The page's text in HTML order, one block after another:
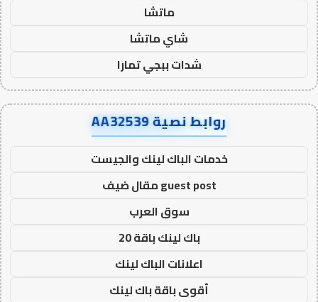
ماتشا
شاي ماتشا
شدات ببجي تمارا
روابط نصية AA32539
خدمات الباك لينك والجيست
guest post مقال ضيف
سوق العرب
باك لينك باقة 20
اعلانات الباك لينك
أقوى باقة باك لينك